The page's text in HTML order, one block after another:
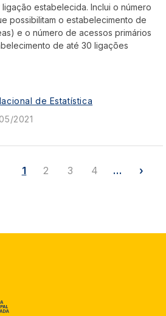
estabelecida. Inclui o número
possibilitam o estabelecimento de
e o número de acessos primários
de até 30 ligações
de Estatística
2021
Pagination
1 2 3 4 … ›